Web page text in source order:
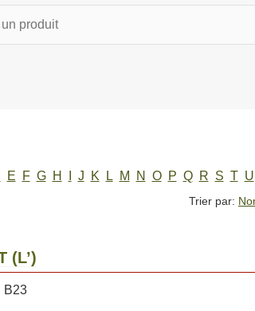
E F G H J K L M N O P Q R S T U
Trier par:
(L’)
B23